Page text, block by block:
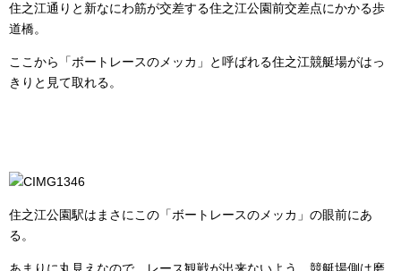
住之江通りと新なにわ筋が交差する住之江公園前交差点にかかる歩
道橋。
ここから「ボートレースのメッカ」と呼ばれる住之江競艇場がはっ
きりと見て取れる。
住之江公園駅はまさにこの「ボートレースのメッカ」の眼前にあ
る。